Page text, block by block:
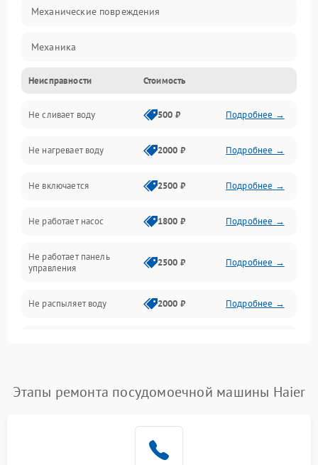
Механические повреждения
Механика
Управление
Электропитание
Датчики
Нагрев
Вода
Гигиена
Программное обеспечение
Неисправности Стоимость
Не сливает воду 500 ₽ Подробнее →
Не нагревает воду 2000 ₽ Подробнее →
Не включается 2500 ₽ Подробнее →
Не работает насос 1800 ₽ Подробнее →
Не работает панель
управления
2500 ₽ Подробнее →
Не распыляет воду 2000 ₽ Подробнее →
воды
1800 ₽ Подробнее →
Этапы ремонта посудомоечной машины Haier